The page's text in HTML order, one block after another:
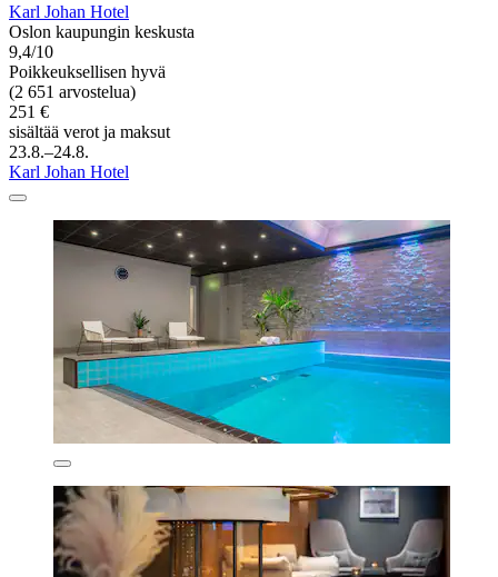
Karl Johan Hotel
Oslon kaupungin keskusta
9,4/10
Poikkeuksellisen hyvä
(2 651 arvostelua)
251 €
sisältää verot ja maksut
23.8.–24.8.
Karl Johan Hotel